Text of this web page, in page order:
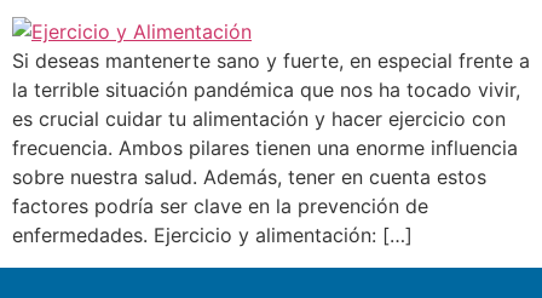
Si deseas mantenerte sano y fuerte, en especial frente a
la terrible situación pandémica que nos ha tocado vivir,
es crucial cuidar tu alimentación y hacer ejercicio con
frecuencia. Ambos pilares tienen una enorme influencia
sobre nuestra salud. Además, tener en cuenta estos
factores podría ser clave en la prevención de
enfermedades. Ejercicio y alimentación: […]